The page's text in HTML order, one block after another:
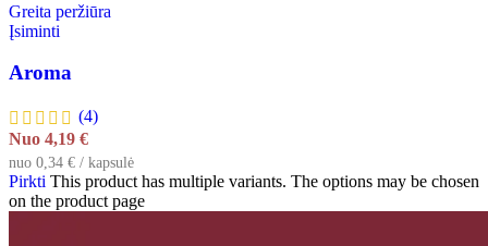
Greita peržiūra
Įsiminti
Aroma
(4)
Nuo 4,19 €
nuo 0,34 € / kapsulė
Pirkti This product has multiple variants. The options may be chosen
on the product page